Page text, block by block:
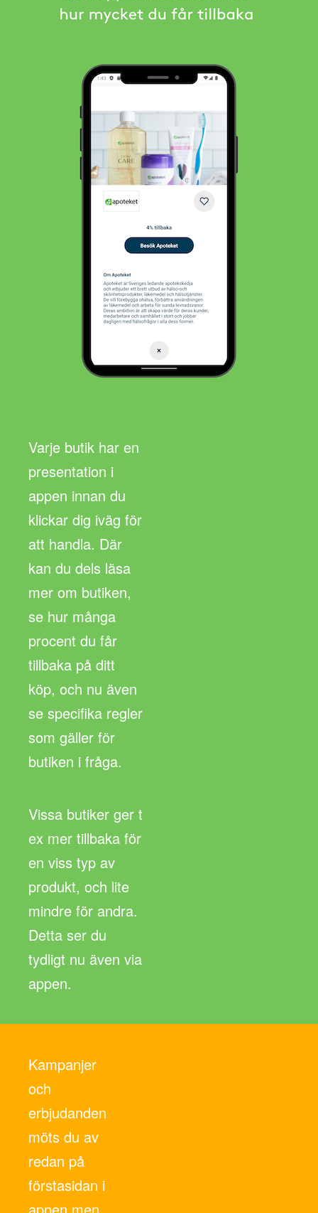
Varje butik har en
presentation i
appen innan du
klickar dig iväg för
att handla. Där
kan du dels läsa
mer om butiken,
se hur många
procent du får
tillbaka på ditt
köp, och nu även
se specifika regler
som gäller för
butiken i fråga.
Vissa butiker ger t
ex mer tillbaka för
en viss typ av
produkt, och lite
mindre för andra.
Detta ser du
tydligt nu även via
appen.
Kampanjer
och
erbjudanden
möts du av
redan på
förstasidan i